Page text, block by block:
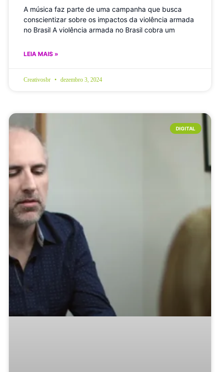
A música faz parte de uma campanha que busca
conscientizar sobre os impactos da violência armada
no Brasil A violência armada no Brasil cobra um
LEIA MAIS »
Creativosbr dezembro 3, 2024
DIGITAL